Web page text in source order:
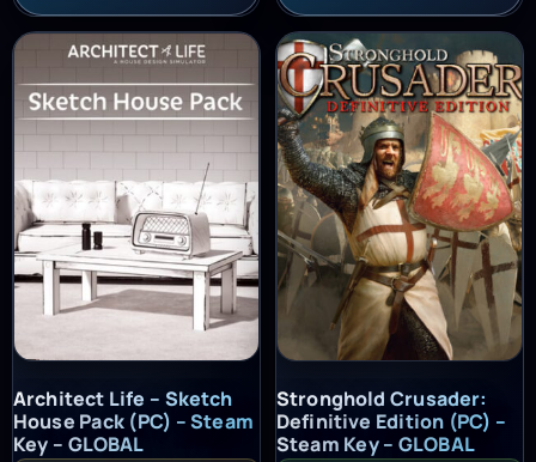
Architect Life – Sketch House Pack (PC) – Steam Key – GLOBAL
Architect Life – Sketch
House Pack (PC) – Steam
Key – GLOBAL
Stronghold Crusader: Definitive
Stronghold Crusader:
Definitive Edition (PC) –
Steam Key – GLOBAL